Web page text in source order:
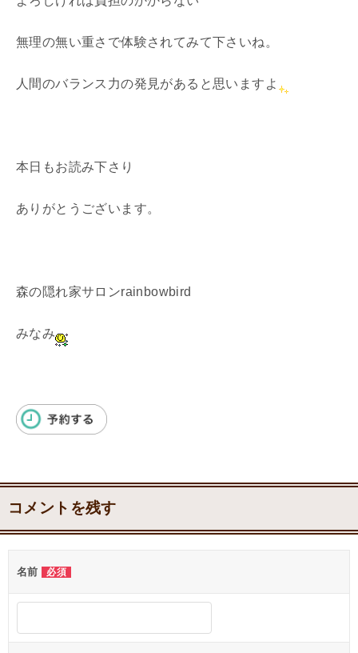
無理の無い重さで体験されてみて下さいね。
人間のバランス力の発見があると思いますよ
本日もお読み下さり
ありがとうございます。
森の隠れ家サロンrainbowbird
みなみ
コメントを残す
名前 必須